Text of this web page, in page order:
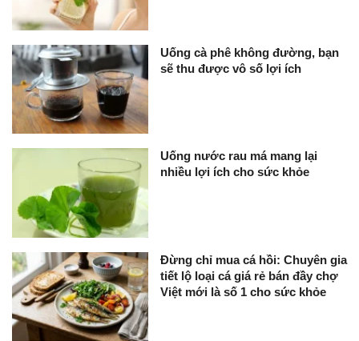
Uống cà phê không đường, bạn
sẽ thu được vô số lợi ích
Uống nước rau má mang lại
nhiều lợi ích cho sức khỏe
Đừng chỉ mua cá hồi: Chuyên gia
tiết lộ loại cá giá rẻ bán đầy chợ
Việt mới là số 1 cho sức khỏe